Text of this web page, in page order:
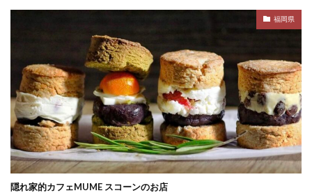
福岡県
隠れ家的カフェMUME スコーンのお店